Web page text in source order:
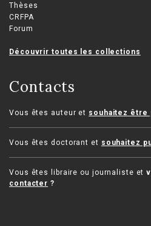
Thèses
CRFPA
Forum
Découvrir toutes les collections
Contacts
Vous êtes auteur et souhaitez être
Vous êtes doctorant et souhaitez
Vous êtes libraire ou journaliste et
contacter ?